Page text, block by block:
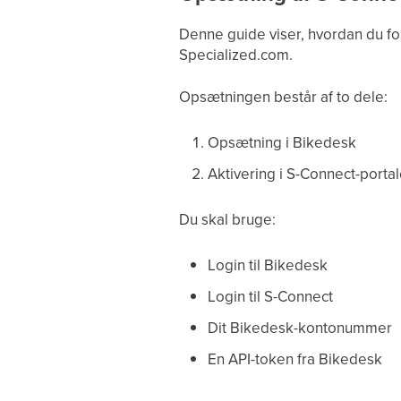
Denne guide viser, hvordan du
Specialized.com.
Opsætningen består af to dele:
Opsætning i Bikedesk
Aktivering i S-Connect-
Du skal bruge:
Login til Bikedesk
Login til S-Connect
Dit Bikedesk-kontonummer
En API-token fra Bikedesk